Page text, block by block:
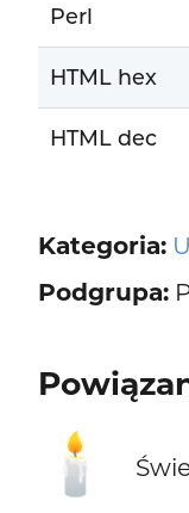
Perl
HTML hex
HTML dec
Kategoria:
Podgrupa:
🕯️